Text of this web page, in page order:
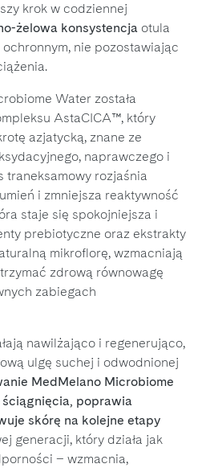
krok w codziennej
żelowa konsystencja otula
nie pozostawiając
Water została
AstaCICA™, który
azjatycką, znane ze
naprawczego i
traneksamowy rozjaśnia
i zmniejsza reaktywność
staje się spokojniejsza i
prebiotyczne oraz ekstrakty
mikroflorę, wzmacniają
zdrową równowagę
zabiegach
nawilżająco i regenerująco,
ulgę suchej i odwodnionej
MedMelano Microbiome
poprawia
skórę na kolejne etapy
generacji, który działa jak
– wzmacnia,